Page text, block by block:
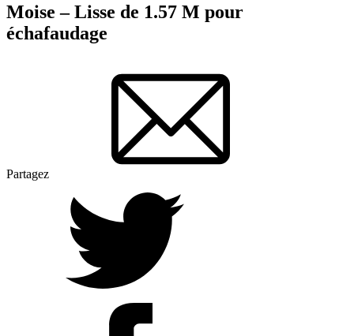
Moise – Lisse de 1.57 M pour
échafaudage
Partagez